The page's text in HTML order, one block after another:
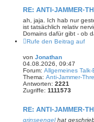
c
h
e
RE: ANTI-JAMMER-
ah, jaja. Ich hab nur
ist tatsächlich relativ
Domains dafür gibt - ob
Rufe den Beitrag auf
von Jonathan
04.08.2026, 09:47
Forum: Allgemeines Talk-
Thema: Anti-Jammer-
Antworten: 2221
Zugriffe: 1111573
RE: ANTI-JAMMER-
grinseengelhat